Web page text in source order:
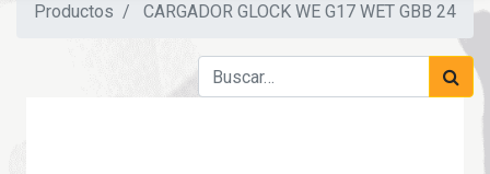
Productos CARGADOR GLOCK WE G17 WET GBB 24